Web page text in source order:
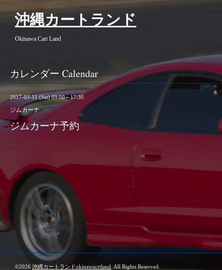
沖縄カートランド
Okinawa Cart Land
カレンダー Calendar
2017-03-11 (Sat) 09:00～17:30
ジムカーナ
ジムカーナ予約
©2026 沖縄カートランドokinawacrtland . All Rights Reserved.